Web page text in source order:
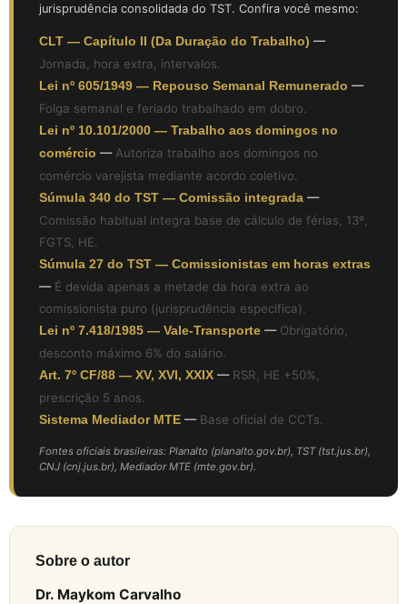
jurisprudência consolidada do TST. Confira você mesmo:
CLT — Capítulo II (Da Duração do Trabalho) —
Jornada, hora extra, intervalos.
Lei nº 605/1949 — Repouso Semanal Remunerado —
Folga semanal e feriado trabalhado em dobro.
Lei nº 10.101/2000 — Trabalho aos domingos no
comércio — Autoriza trabalho aos domingos no
comércio varejista mediante acordo coletivo.
Súmula 340 do TST — Comissão integrada —
Comissão habitual integra base de cálculo de férias, 13º,
FGTS, HE.
Súmula 27 do TST — Comissionistas em horas extras
— É devida apenas a metade da hora extra ao
comissionista puro (jurisprudência específica).
Lei nº 7.418/1985 — Vale-Transporte — Obrigatório,
desconto máximo 6% do salário.
Art. 7º CF/88 — XV, XVI, XXIX — RSR, HE +50%,
prescrição 5 anos.
Sistema Mediador MTE — Base oficial de CCTs.
Fontes oficiais brasileiras: Planalto (planalto.gov.br), TST (tst.jus.br),
CNJ (cnj.jus.br), Mediador MTE (mte.gov.br).
Sobre o autor
Dr. Maykom Carvalho